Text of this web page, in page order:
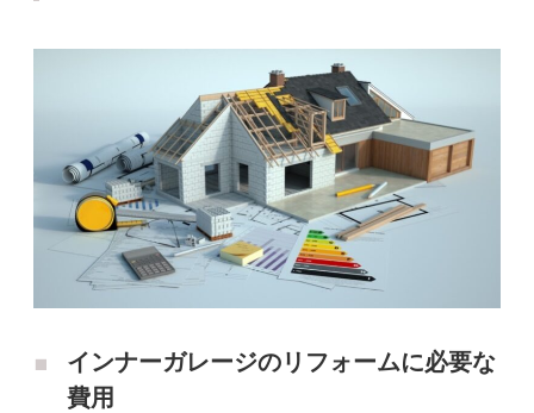
インナーガレージのリフォームに必要な
費用